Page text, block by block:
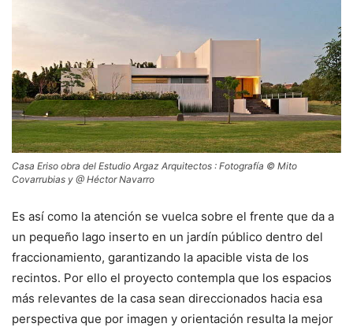
Casa Eriso obra del Estudio Argaz Arquitectos : Fotografía © Mito
Covarrubias y @ Héctor Navarro
Es así como la atención se vuelca sobre el frente que da a
un pequeño lago inserto en un jardín público dentro del
fraccionamiento, garantizando la apacible vista de los
recintos. Por ello el proyecto contempla que los espacios
más relevantes de la casa sean direccionados hacia esa
perspectiva que por imagen y orientación resulta la mejor